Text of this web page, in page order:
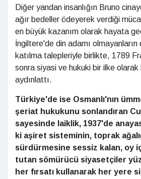
Diğer yandan insanlığın Bruno
ağır bedeller ödeyerek verdiği
en büyük kazanım olarak hayata
İngiltere'de din adamı
katılma talepleriyle birlikte, 1789
sonra siyasi ve hukuki bir ilke olarak
aydınlattı.
Türkiye'de ise Osmanlı'nın
şeriat hukukunu sonlandıran
sayesinde laiklik, 1937'de
ki aşiret sisteminin, toprak
sürdürmesine sessiz kalan, oy
tutan sömürücü siyasetçiler
her fırsatı kullanarak her yere